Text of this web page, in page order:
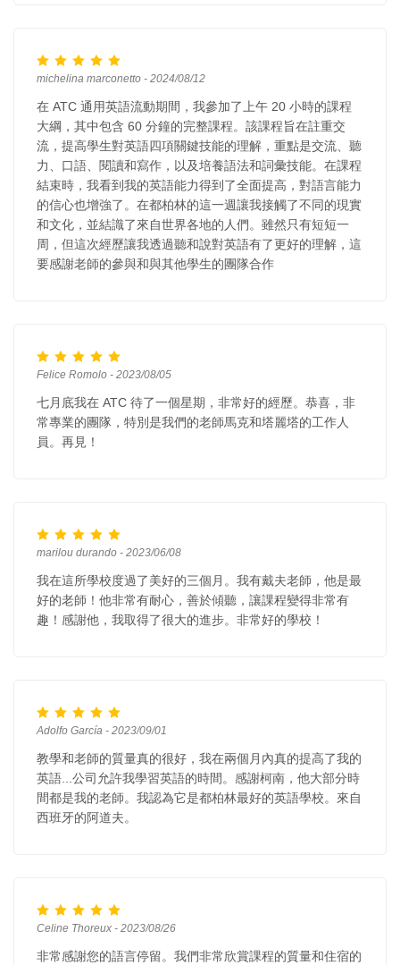
michelina marconetto - 2024/08/12
在 ATC 通用英語流動期間，我參加了上午 20 小時的課程
大綱，其中包含 60 分鐘的完整課程。該課程旨在註重交
流，提高學生對英語四項關鍵技能的理解，重點是交流、聽
力、口語、閱讀和寫作，以及培養語法和詞彙技能。在課程
結束時，我看到我的英語能力得到了全面提高，對語言能力
的信心也增強了。在都柏林的這一週讓我接觸了不同的現實
和文化，並結識了來自世界各地的人們。雖然只有短短一
周，但這次經歷讓我透過聽和說對英語有了更好的理解，這
要感謝老師的參與和與其他學生的團隊合作
Felice Romolo - 2023/08/05
七月底我在 ATC 待了一個星期，非常好的經歷。恭喜，非
常專業的團隊，特別是我們的老師馬克和塔麗塔的工作人
員。再見！
marilou durando - 2023/06/08
我在這所學校度過了美好的三個月。我有戴夫老師，他是最
好的老師！他非常有耐心，善於傾聽，讓課程變得非常有
趣！感謝他，我取得了很大的進步。非常好的學校！
Adolfo García - 2023/09/01
教學和老師的質量真的很好，我在兩個月內真的提高了我的
英語...公司允許我學習英語的時間。感謝柯南，他大部分時
間都是我的老師。我認為它是都柏林最好的英語學校。來自
西班牙的阿道夫。
Celine Thoreux - 2023/08/26
非常感謝您的語言停留。我們非常欣賞課程的質量和住宿的